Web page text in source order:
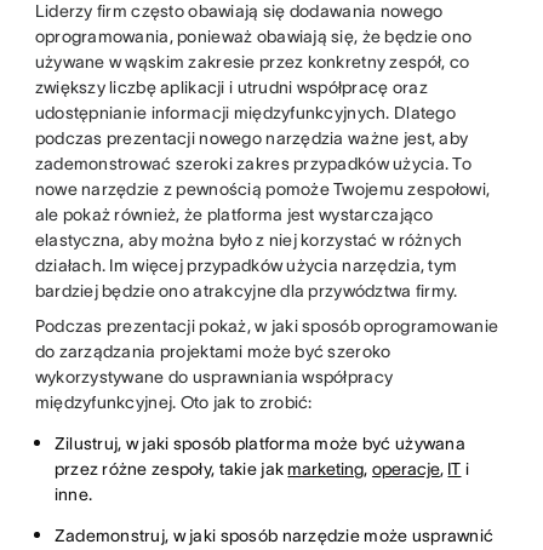
Liderzy firm często obawiają się dodawania nowego
oprogramowania, ponieważ obawiają się, że będzie ono
używane w wąskim zakresie przez konkretny zespół, co
zwiększy liczbę aplikacji i utrudni współpracę oraz
udostępnianie informacji międzyfunkcyjnych. Dlatego
podczas prezentacji nowego narzędzia ważne jest, aby
zademonstrować szeroki zakres przypadków użycia. To
nowe narzędzie z pewnością pomoże Twojemu zespołowi,
ale pokaż również, że platforma jest wystarczająco
elastyczna, aby można było z niej korzystać w różnych
działach. Im więcej przypadków użycia narzędzia, tym
bardziej będzie ono atrakcyjne dla przywództwa firmy.
Podczas prezentacji pokaż, w jaki sposób oprogramowanie
do zarządzania projektami może być szeroko
wykorzystywane do usprawniania współpracy
międzyfunkcyjnej. Oto jak to zrobić:
Zilustruj, w jaki sposób platforma może być używana
przez różne zespoły, takie jakmarketing, operacje, IT i
inne.
Zademonstruj, w jaki sposób narzędzie może usprawnić